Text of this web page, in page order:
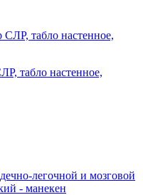
табло настенное,